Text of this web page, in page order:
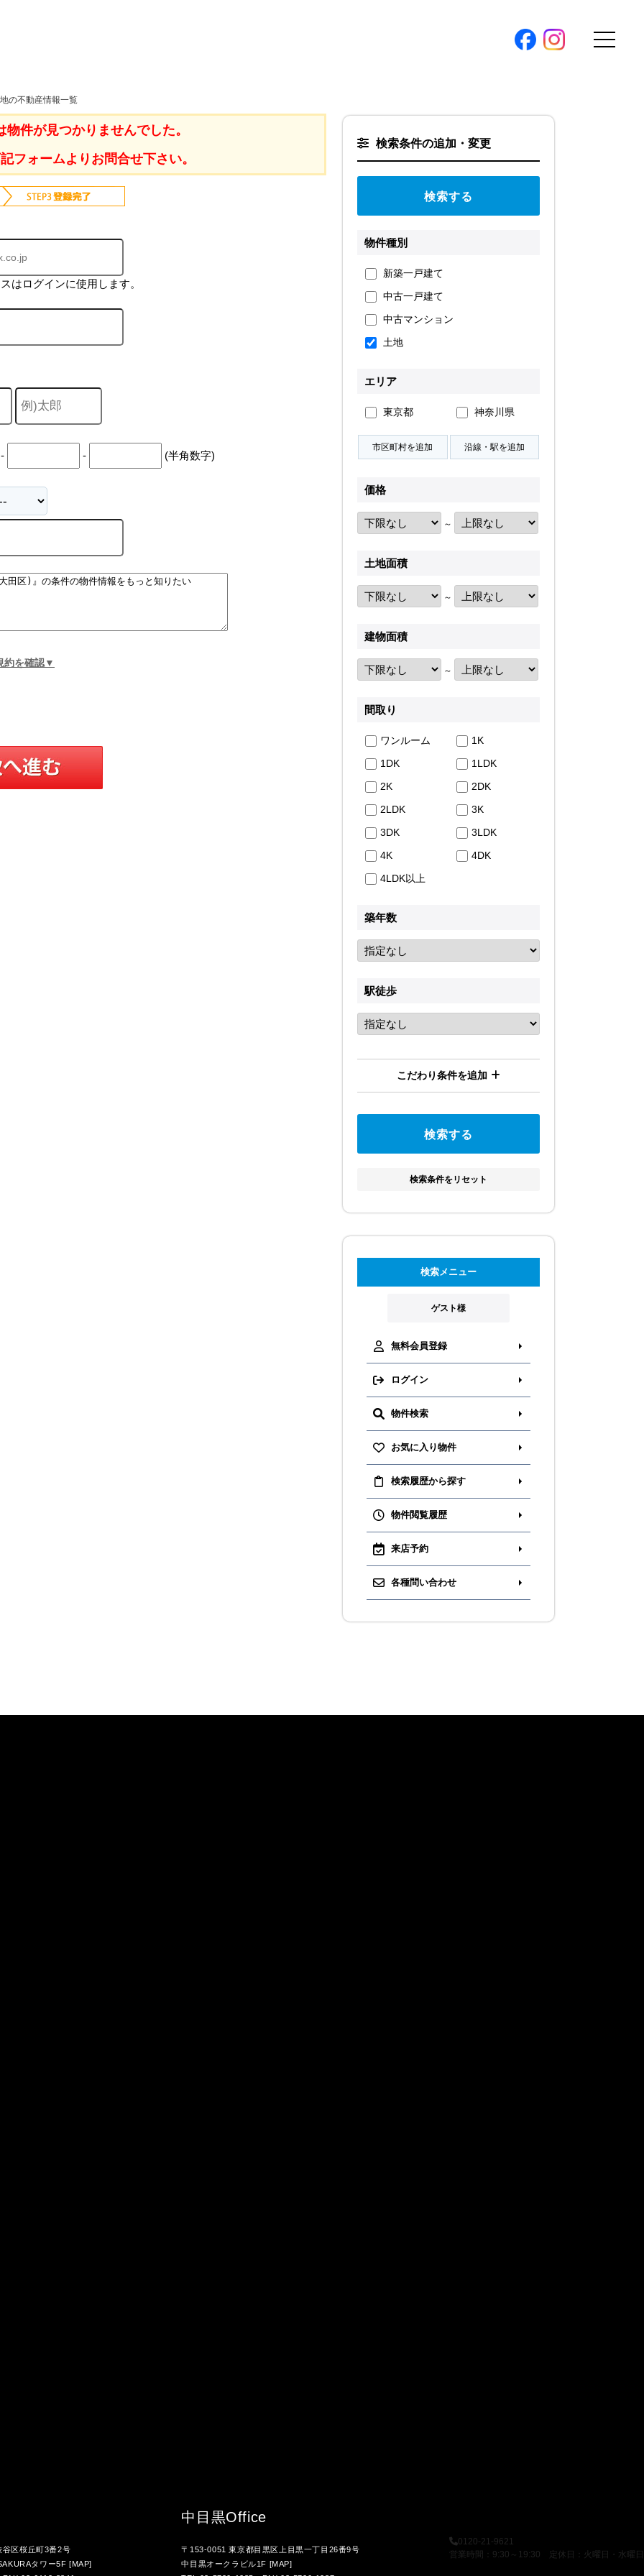
渋谷オフィス（本社）
スミカグループ新卒採用
地図から探す
学区から探す
町名から探す
お気に入り物件
物件閲覧履歴
検索履歴
の不動産情報一覧
件が見つかりませんでした。
フォームよりお問合せ下さい。
はログインに使用します。
- (半角数字)
約を確認▼
検索条件の追加・変更
物件種別
新築一戸建て
中古一戸建て
中古マンション
土地
エリア
東京都 神奈川県
価格
～
土地面積
～
建物面積
～
間取り
ワンルーム
1K
1DK
1LDK
2K
2DK
2LDK
3K
3DK
3LDK
4K
4DK
4LDK以上
築年数
駅徒歩
こだわり条件を追加
検索条件をリセット
検索メニュー
ゲスト様
無料会員登録
ログイン
物件検索
お気に入り物件
検索履歴から探す
物件閲覧履歴
来店予約
各種問い合わせ
区桜丘町3番2号
タワー5F [MAP]
中目黒Office
〒153-0051 東京都目黒区上目黒一丁目26番9号
中目黒オークラビル1F [MAP]
0120-21-9621
営業時間：9:30～19:30 定休日：火曜日・水曜日